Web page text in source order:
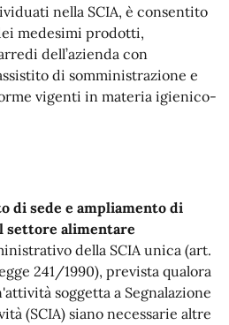
nella SCIA, è consentito
medesimi prodotti,
dell’azienda con
di somministrazione e
vigenti in materia igienico-
di sede e ampliamento di
settore alimentare
della SCIA unica (art.
241/1990), prevista qualora
soggetta a Segnalazione
(SCIA) siano necessarie altre